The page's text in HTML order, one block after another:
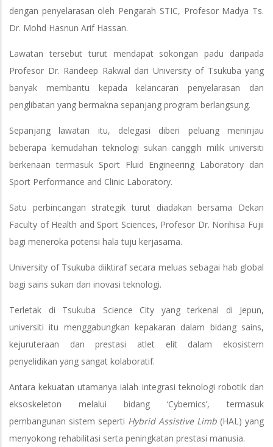
dengan penyelarasan oleh Pengarah STIC, Profesor Madya Ts.
Dr. Mohd Hasnun Arif Hassan.
Lawatan tersebut turut mendapat sokongan padu daripada
Profesor Dr. Randeep Rakwal dari University of Tsukuba yang
banyak membantu kepada kelancaran penyelarasan dan
penglibatan yang bermakna sepanjang program berlangsung.
Sepanjang lawatan itu, delegasi diberi peluang meninjau
beberapa kemudahan teknologi sukan canggih milik universiti
berkenaan termasuk Sport Fluid Engineering Laboratory dan
Sport Performance and Clinic Laboratory.
Satu perbincangan strategik turut diadakan bersama Dekan
Faculty of Health and Sport Sciences, Profesor Dr. Norihisa Fujii
bagi meneroka potensi hala tuju kerjasama.
University of Tsukuba diiktiraf secara meluas sebagai hab global
bagi sains sukan dan inovasi teknologi.
Terletak di Tsukuba Science City yang terkenal di Jepun,
universiti itu menggabungkan kepakaran dalam bidang sains,
kejuruteraan dan prestasi atlet elit dalam ekosistem
penyelidikan yang sangat kolaboratif.
Antara kekuatan utamanya ialah integrasi teknologi robotik dan
eksoskeleton melalui bidang ‘Cybernics’, termasuk
pembangunan sistem seperti Hybrid Assistive Limb (HAL) yang
menyokong rehabilitasi serta peningkatan prestasi manusia.